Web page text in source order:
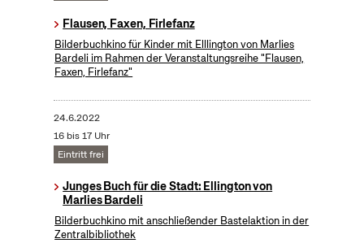
Flausen, Faxen, Firlefanz
Bilderbuchkino für Kinder mit Elllington von Marlies
Bardeli im Rahmen der Veranstaltungsreihe "Flausen,
Faxen, Firlefanz"
24.6.2022
16 bis 17 Uhr
Eintritt frei
Junges Buch für die Stadt: Ellington von
Marlies Bardeli
Bilderbuchkino mit anschließender Bastelaktion in der
Zentralbibliothek